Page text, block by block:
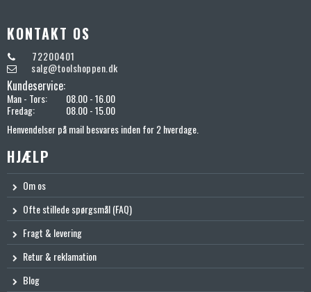
KONTAKT OS
72200401
salg@toolshoppen.dk
Kundeservice:
Man - Tors:
08.00 - 16.00
Fredag:
08.00 - 15.00
Henvendelser på mail besvares inden for 2 hverdage.
HJÆLP
Om os
Ofte stillede spørgsmål (FAQ)
Fragt & levering
Retur & reklamation
Blog